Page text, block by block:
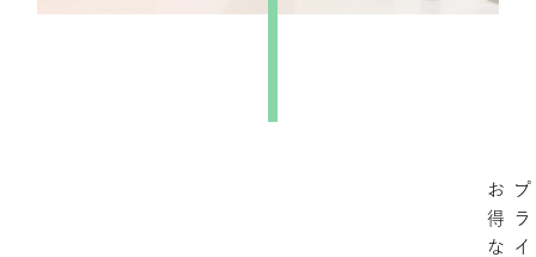
お
得
な
プ
ラ
イ